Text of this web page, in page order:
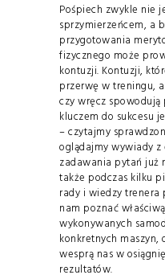
Pośpiech zwykle nie
sprzymierzeńcem, a
przygotowania
fizycznego może
kontuzji. Kontuzji,
przerwę w treningu,
czy wręcz
kluczem do sukcesu
– czytajmy
oglądajmy wywiady
zadawania pytań już
także podczas kilku
rady i wiedzy trenera
nam poznać
wykonywanych
konkretnych
wesprą nas w
rezultatów.